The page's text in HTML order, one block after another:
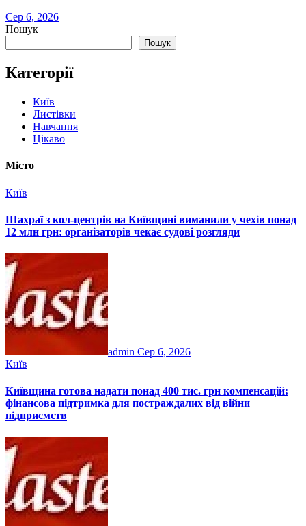
Сер 6, 2026
Пошук
Пошук
Категорії
Київ
Листівки
Навчання
Цікаво
Місто
Київ
Шахраї з кол-центрів на Київщині виманили у чехів понад
12 млн грн: організаторів чекає судові розгляди
admin Сер 6, 2026
Київ
Київщина готова надати понад 400 тис. грн компенсацій:
фінансова підтримка для постраждалих від війни
підприємств